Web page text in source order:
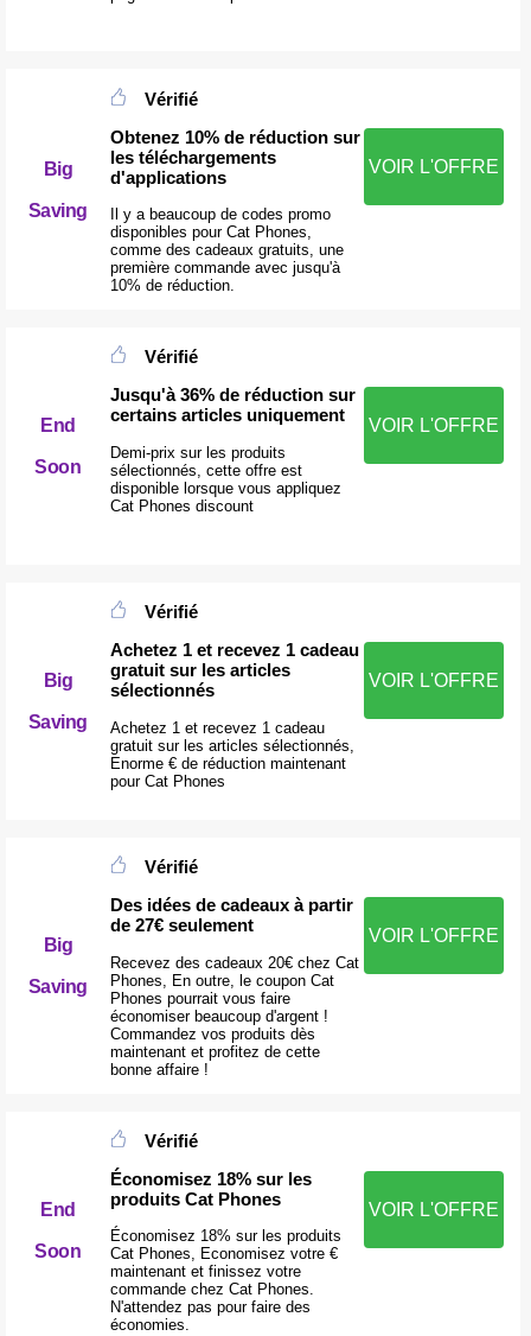
Big
Saving
Vérifié
Obtenez 10% de réduction sur
les téléchargements
d'applications
Il y a beaucoup de codes promo
disponibles pour Cat Phones,
comme des cadeaux gratuits, une
première commande avec jusqu'à
10% de réduction.
VOIR L'OFFRE
End
Soon
Vérifié
Jusqu'à 36% de réduction sur
certains articles uniquement
Demi-prix sur les produits
sélectionnés, cette offre est
disponible lorsque vous appliquez
Cat Phones discount
VOIR L'OFFRE
Big
Saving
Vérifié
Achetez 1 et recevez 1 cadeau
gratuit sur les articles
sélectionnés
Achetez 1 et recevez 1 cadeau
gratuit sur les articles sélectionnés,
Enorme € de réduction maintenant
pour Cat Phones
VOIR L'OFFRE
Big
Saving
Vérifié
Des idées de cadeaux à partir
de 27€ seulement
Recevez des cadeaux 20€ chez Cat
Phones, En outre, le coupon Cat
Phones pourrait vous faire
économiser beaucoup d'argent !
Commandez vos produits dès
maintenant et profitez de cette
bonne affaire !
VOIR L'OFFRE
End
Soon
Vérifié
Économisez 18% sur les
produits Cat Phones
Économisez 18% sur les produits
Cat Phones, Economisez votre €
maintenant et finissez votre
commande chez Cat Phones.
N'attendez pas pour faire des
économies.
VOIR L'OFFRE